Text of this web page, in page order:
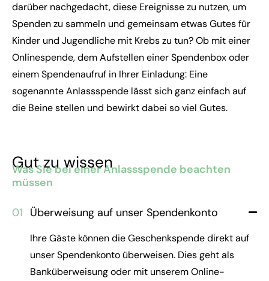
darüber nachgedacht, diese Ereignisse zu nutzen, um
Spenden zu sammeln und gemeinsam etwas Gutes für
Kinder und Jugendliche mit Krebs zu tun? Ob mit einer
Onlinespende, dem Aufstellen einer Spendenbox oder
einem Spendenaufruf in Ihrer Einladung: Eine
sogenannte Anlassspende lässt sich ganz einfach auf
die Beine stellen und bewirkt dabei so viel Gutes.
Gut zu wissen
Was Sie bei einer Anlassspende beachten
müssen
01 Überweisung auf unser Spendenkonto
Ihre Gäste können die Geschenkspende direkt auf
unser Spendenkonto überweisen. Dies geht als
Banküberweisung oder mit unserem Online-